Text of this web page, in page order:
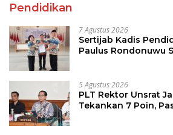
Pendidikan
7 Agustus 2026
Sertijab Kadis
Paulus Rondonuwu
5 Agustus 2026
PLT Rektor Unsrat
Tekankan 7 Poin,